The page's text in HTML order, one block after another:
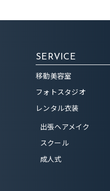
SERVICE
移動美容室
フォトスタジオ
レンタル衣装
出張ヘアメイク
スクール
成人式